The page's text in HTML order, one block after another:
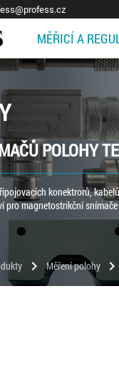
MĚŘICÍ A
POLOHY
konektrorů,
magnetostrikční
chevron_right Měření polohy chevron_right